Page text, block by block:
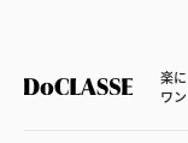
楽に
ワ